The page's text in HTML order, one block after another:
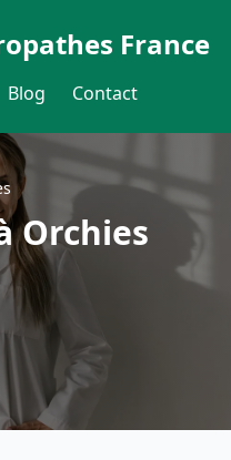
France
Blog Contact
Orchies